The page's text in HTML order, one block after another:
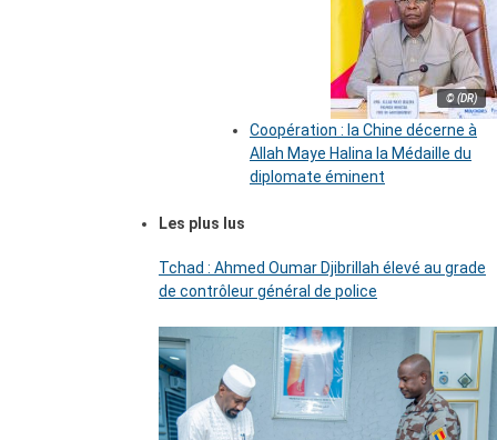
© (DR)
Coopération : la Chine décerne à
Allah Maye Halina la Médaille du
diplomate éminent
Les plus lus
Tchad : Ahmed Oumar Djibrillah élevé au grade
de contrôleur général de police